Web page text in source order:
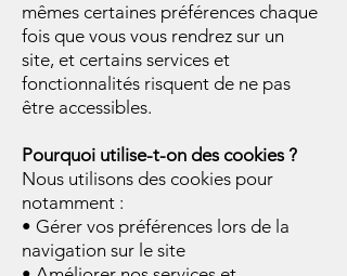
mêmes certaines préférences chaque
fois que vous vous rendrez sur un
site, et certains services et
fonctionnalités risquent de ne pas
être accessibles.
Pourquoi utilise-t-on des cookies ?
Nous utilisons des cookies pour
notamment :
• Gérer vos préférences lors de la
navigation sur le site